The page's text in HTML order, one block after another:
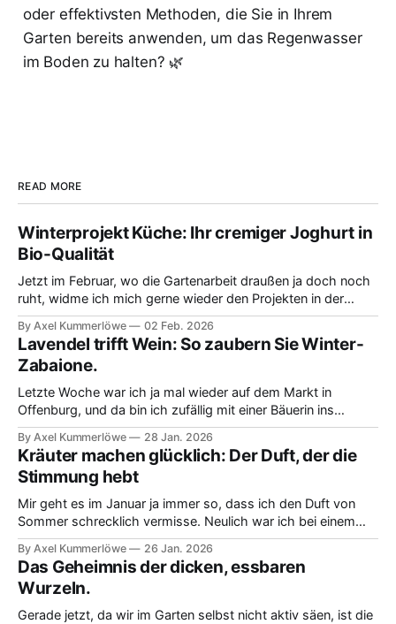
oder effektivsten Methoden, die Sie in Ihrem
Garten bereits anwenden, um das Regenwasser
im Boden zu halten? 🌿
READ MORE
Winterprojekt Küche: Ihr cremiger Joghurt in
Bio-Qualität
Jetzt im Februar, wo die Gartenarbeit draußen ja doch noch
ruht, widme ich mich gerne wieder den Projekten in der
Küche. Ich habe mich in letzter Zeit mal mit dem Thema
cremiger Bio-Joghurt beschäftigt. Ich muss ehrlich sagen,
ich war früher immer unsicher, ob ich wirklich dieses teure
Starterpulver brauche.
By Axel Kummerlöwe 02 Feb. 2026
Lavendel trifft Wein: So zaubern Sie Winter-
Zabaione.
Letzte Woche war ich ja mal wieder auf dem Markt in
Offenburg, und da bin ich zufällig mit einer Bäuerin ins
Gespräch gekommen. Wir haben über die Kraft von Kräutern
im Winter gesprochen, und da hat sie mir etwas total
Spannendes verraten: Richtig getrockneter Lavendel, so hat
sie mir versichert,
By Axel Kummerlöwe 28 Jan. 2026
Kräuter machen glücklich: Der Duft, der die
Stimmung hebt
Mir geht es im Januar ja immer so, dass ich den Duft von
Sommer schrecklich vermisse. Neulich war ich bei einem
kleinen Gärtner und wir sprachen darüber, wie man diesen
herrlichen Geruch ein bisschen konserviert. Der einfache,
aber wichtige Tipp war: Jetzt sollten wir die getrocknete
Ernte vom letzten Jahr
By Axel Kummerlöwe 26 Jan. 2026
Das Geheimnis der dicken, essbaren
Wurzeln.
Gerade jetzt, da wir im Garten selbst nicht aktiv säen, ist die